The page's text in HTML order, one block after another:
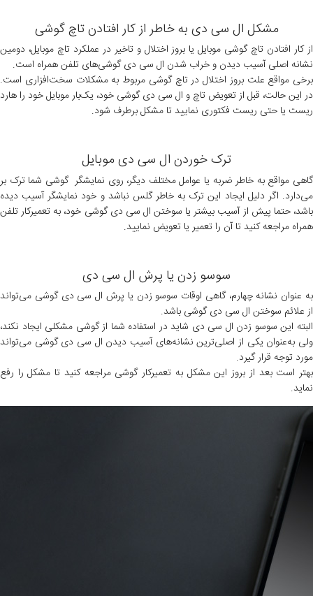
مشکل ال سی دی به خاطر از کار افتادن تاچ گوشی
از کار افتادن تاچ گوشی موبایل یا بروز اختلال و تاخیر در عملکرد تاچ موبایل، دومین
نشانه‌ اصلی آسیب دیدن و خراب شدن ال سی دی گوشی‌های تلفن همراه است.
برخی مواقع علت بروز اختلال در تاچ گوشی مربوط به مشکلات سخت‌افزاری است.
در این حالت، قبل از تعویض تاچ و ال سی دی گوشی خود، یک‌بار موبایل خود را هارد
ریست یا حتی ریست فکتوری نمایید تا مشکل برطرف شود.
ترک خوردن ال سی دی موبایل
گاهی مواقع به خاطر ضربه یا عوامل مختلف دیگر، روی نمایشگر گوشی شما ترک بر
می‌دارد. اگر دلیل ایجاد این ترک به خاطر گلس نباشد و خود نمایشگر آسیب دیده
باشد، حتما پیش از آسیب بیشتر یا سوختن ال سی دی گوشی خود، به تعمیرکار تلفن
همراه مراجعه کنید تا آن را تعمیر یا تعویض نمایید.
سوسو زدن یا پرش ال سی دی
به عنوان نشانه چهارم، گاهی اوقات سوسو زدن یا پرش ال سی دی گوشی می‌تواند
از علائم سوختن ال سی دی گوشی باشد.
البته این سوسو زدن ال سی دی شاید در استفاده شما از گوشی مشکلی ایجاد نکند،
ولی به‌عنوان یکی از اصلی‌ترین نشانه‌های آسیب دیدن ال سی دی گوشی می‌تواند
مورد توجه قرار گیرد.
بهتر است بعد از بروز این مشکل به تعمیرکار گوشی مراجعه کنید تا مشکل را رفع
نماید.